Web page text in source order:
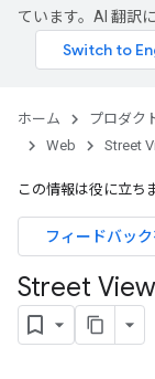
ています。AI 翻訳
ホーム プロダク
Web
Street
この情報は役に立ち
フィードバッ
Street